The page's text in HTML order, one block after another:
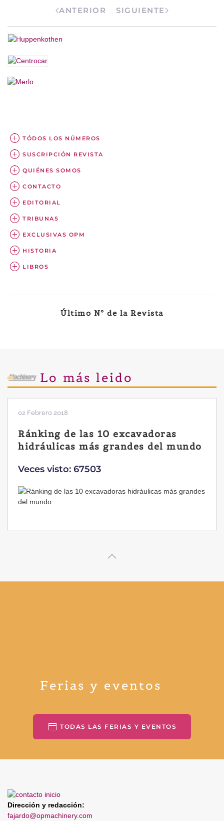
ANTERIOR SIGUIENTE
TÓDOS LOS NÚMEROS
SUSCRIPCIÓN REVISTA
QUIÉNES SOMOS
CONTACTO
EDITORIAL
TRIBUNAS
EXCLUSIVAS OPM
HISTORIA
LIBROS
Último Nº de la Revista
Lo más leido
02 Febrero 2018
Ránking de las 10 excavadoras
hidráulicas más grandes del mundo
Veces visto: 67503
Ferias y eventos
TODAS LAS FERIAS Y EVENTOS
Dirección y redacción:
fajardo@opmachinery.com